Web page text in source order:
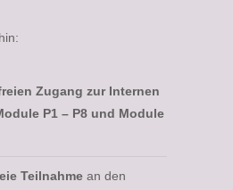
Zugang zur Internen
P1 – P8 und Module
Teilnahme an den